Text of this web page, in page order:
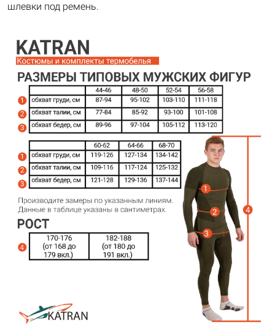
шлевки под ремень.